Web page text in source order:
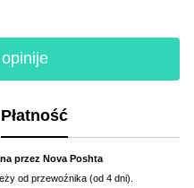
Płatność
przez Nova Poshta
od przewoźnika (od 4 dni).